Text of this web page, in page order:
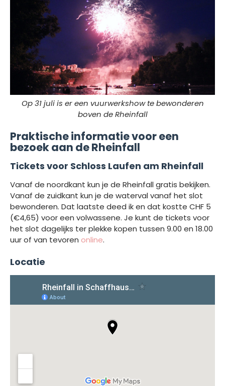
Op 31 juli is er een vuurwerkshow te bewonderen
boven de Rheinfall
Praktische informatie voor een
bezoek aan de Rheinfall
Tickets voor Schloss Laufen am Rheinfall
Vanaf de noordkant kun je de Rheinfall gratis bekijken.
Vanaf de zuidkant kun je de waterval vanaf het slot
bewonderen. Dat laatste deed ik en dat kostte CHF 5
(€4,65) voor een volwassene. Je kunt de tickets voor
het slot dagelijks ter plekke kopen tussen 9.00 en 18.00
uur of van tevoren online.
Locatie